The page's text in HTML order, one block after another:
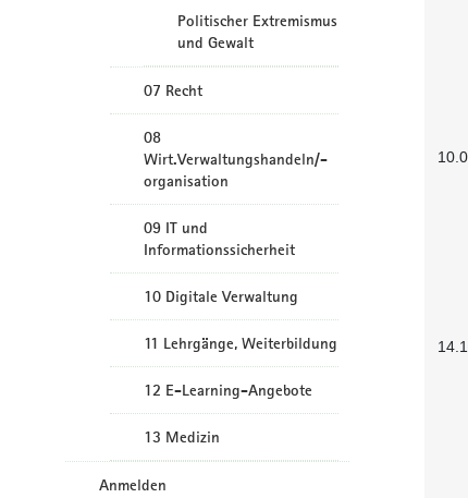
Politischer Extremismus
und Gewalt
07 Recht
08
Wirt.Verwaltungshandeln/-
organisation
09 IT und
Informationssicherheit
10 Digitale Verwaltung
11 Lehrgänge, Weiterbildung
12 E-Learning-Angebote
13 Medizin
Anmelden